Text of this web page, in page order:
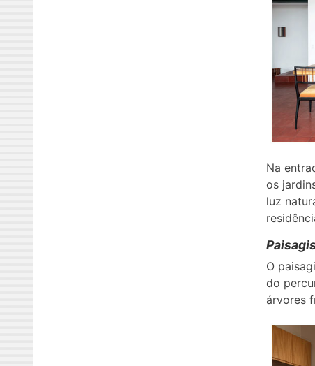
Na
os
luz
O
do
árvores